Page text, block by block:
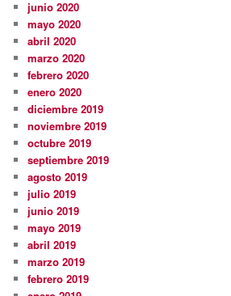
junio 2020
mayo 2020
abril 2020
marzo 2020
febrero 2020
enero 2020
diciembre 2019
noviembre 2019
octubre 2019
septiembre 2019
agosto 2019
julio 2019
junio 2019
mayo 2019
abril 2019
marzo 2019
febrero 2019